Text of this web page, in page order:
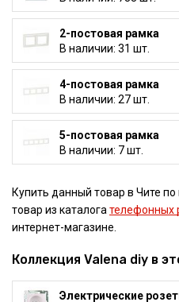
2-постовая рамка
В наличии: 31 шт.
4-постовая рамка
В наличии: 27 шт.
5-постовая рамка
В наличии: 7 шт.
Купить данный товар в Чите
товар из каталогателефонных
интернет-магазине.
Коллекция Valena diy в
Электрические